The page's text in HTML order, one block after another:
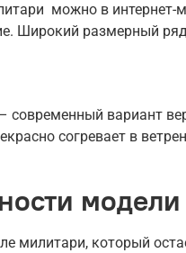
можно в интернет-
Широкий размерный
вариант
согревает в
модели
милитари, который